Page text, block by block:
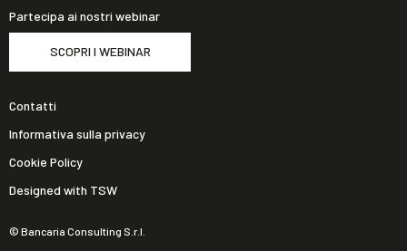
Partecipa ai nostri webinar
SCOPRI I WEBINAR
© Bancaria Consulting S.r.l.
Contatti
Informativa sulla privacy
Cookie Policy
Designed with TSW